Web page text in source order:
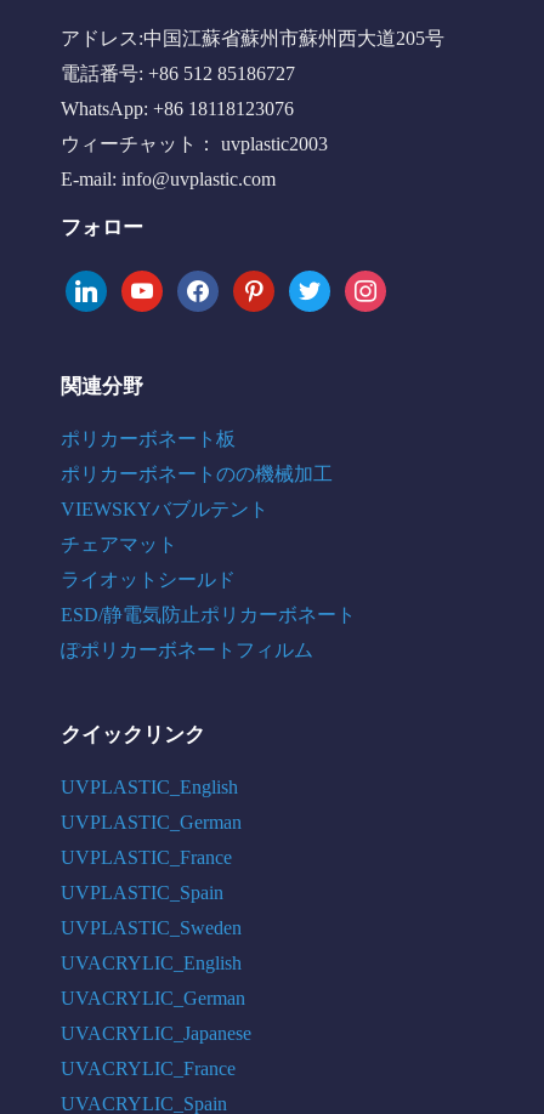
アドレス:中国江蘇省蘇州市蘇州西大道205号
電話番号: +86 512 85186727
WhatsApp: +86 18118123076
ウィーチャット： uvplastic2003
E-mail: info@uvplastic.com
フォロー
linkedinyoutubefacebookpinteresttwitter instagram
関連分野
ポリカーボネート板
ポリカーボネートのの機械加工
VIEWSKYバブルテント
チェアマット
ライオットシールド
ESD/静電気防止ポリカーボネート
ぽポリカーボネートフィルム
クイックリンク
UVPLASTIC_English
UVPLASTIC_German
UVPLASTIC_France
UVPLASTIC_Spain
UVPLASTIC_Sweden
UVACRYLIC_English
UVACRYLIC_German
UVACRYLIC_Japanese
UVACRYLIC_France
UVACRYLIC_Spain